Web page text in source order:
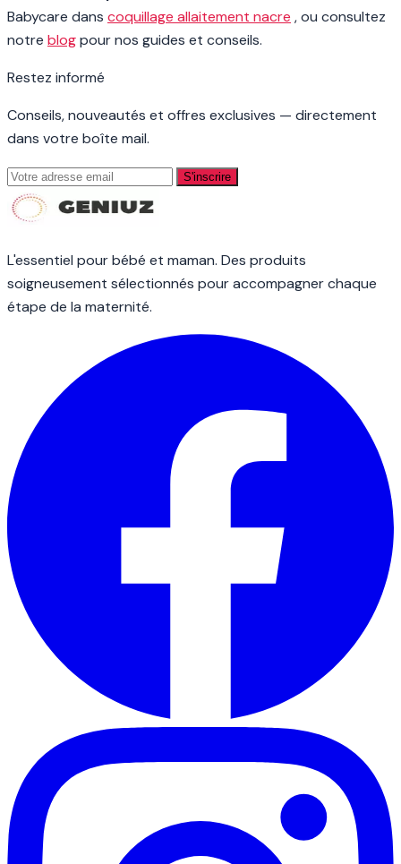
Babycare dans coquillage allaitement nacre , ou consultez
notre blogpour nos guides et conseils.
Restez informé
Conseils, nouveautés et offres exclusives — directement
dans votre boîte mail.
S'inscrire
L'essentiel pour bébé et maman. Des produits
soigneusement sélectionnés pour accompagner chaque
étape de la maternité.